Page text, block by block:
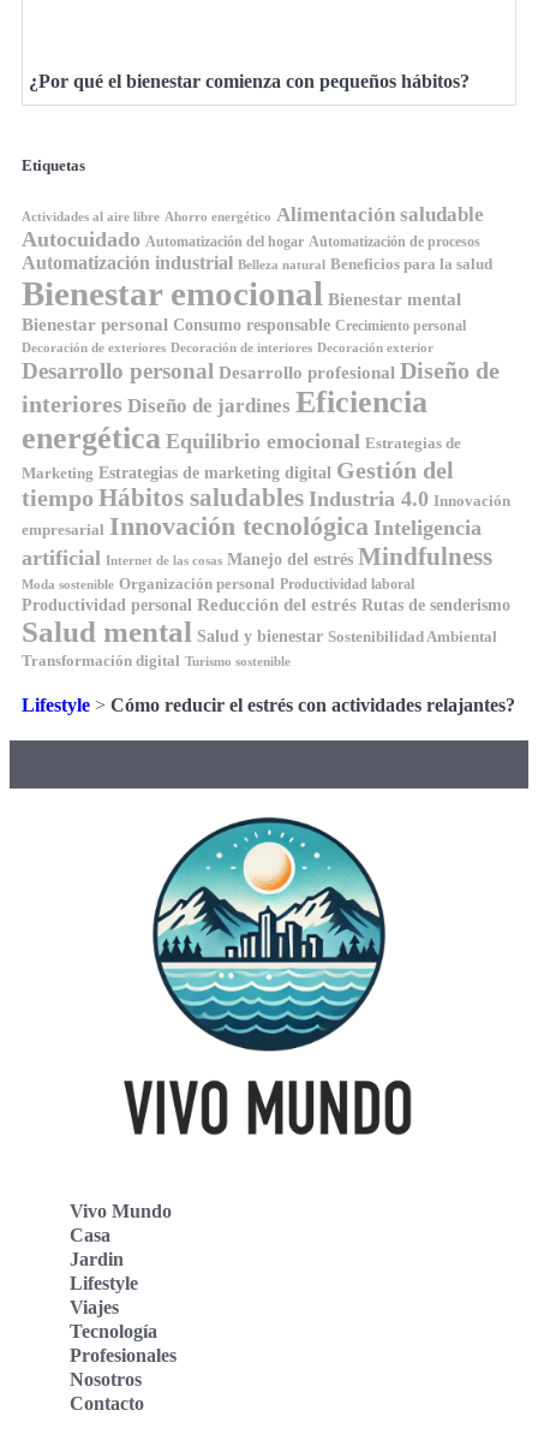
¿Por qué el bienestar comienza con pequeños hábitos?
Etiquetas
Actividades al aire libre Ahorro energético Alimentación saludable
Autocuidado Automatización del hogar Automatización de procesos
Automatización industrial Belleza natural Beneficios para la salud
Bienestar emocional Bienestar mental
Bienestar personal Consumo responsable Crecimiento personal
Decoración de exteriores Decoración de interiores Decoración exterior
Desarrollo personal Desarrollo profesional Diseño de
interiores Diseño de jardines Eficiencia
energética Equilibrio emocional Estrategias de
Marketing Estrategias de marketing digital Gestión del
tiempo Hábitos saludables Industria 4.0 Innovación
empresarial Innovación tecnológica Inteligencia
artificial Internet de las cosas Manejo del estrés Mindfulness
Moda sostenible Organización personal Productividad laboral
Productividad personal Reducción del estrés Rutas de senderismo
Salud mental Salud y bienestar Sostenibilidad Ambiental
Transformación digital Turismo sostenible
Lifestyle > Cómo reducir el estrés con actividades relajantes?
Vivo Mundo
Casa
Jardin
Lifestyle
Viajes
Tecnología
Profesionales
Nosotros
Contacto